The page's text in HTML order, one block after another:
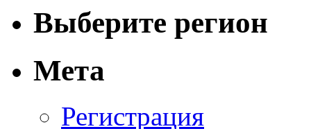
Выберите регион
Мета
Регистрация